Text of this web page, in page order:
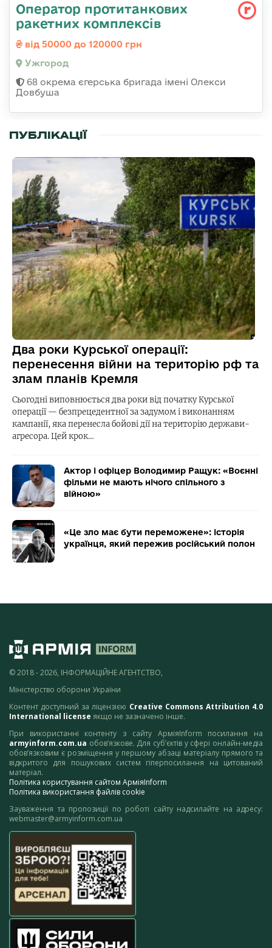
Оператор протитанкових
ракетних комплексів
від 50000 до 120000 грн
Ужгород
68 окрема єгерська бригада імені Олекси
Довбуша
ПУБЛІКАЦІЇ
Два роки Курської операції:
перенесення війни на територію рф та
злам планів Кремля
Сьогодні виповнюється два роки від початку Курської
операції — безпрецедентної за задумом і виконанням
кампанії, яка перенесла бойові дії на територію держави-
агресора. Цей крок…
Актор і офіцер Володимир Ращук: «Воєнні
фільми не мають нічого спільного з
війною»
«Це зло має бути переможене»: історія
українця, який пережив російський полон
© 2018 - 2026, ІНФОРМАЦІЙНЕ АГЕНТСТВО,
Міністерство оборони України
Контент доступний за ліцензією Creative Commons Attribution 4.0
International license якщо не зазначено інше.
При використанні контенту з сайту АрміяInform посилання на
armyinform.com.ua обов’язкове. Для суб’єктів у сфері онлайн-медіа
обов’язковим є розміщення у першому абзаці матеріалу прямого та
відкритого для пошукових систем гіперпосилання на цитований
матеріал.
Політика користування сайтом АрміяInform
Політика використання файлів cookie
Зауваження та пропозиції по роботі сайту надсилайте на адресу:
webmaster@armyinform.com.ua